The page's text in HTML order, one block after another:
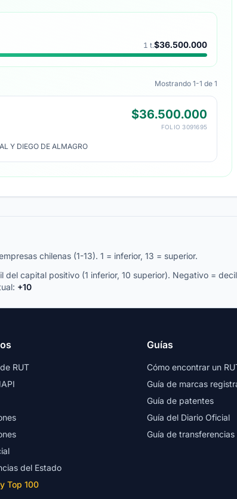
1 t.$36.500.000
Mostrando 1-1 de 1
Y DIEGO DE ALMAGRO
$36.500.000
FOLIO 3091695
chilenas (1-13). 1 = inferior, 13 = superior.
del capital positivo (1 inferior, 10 superior). Negativo = decil
+10
RUT
del Estado
Top 100
Guías
Cómo encontrar un
Guía de marcas
Guía de patentes
Guía del Diario Oficial
Guía de